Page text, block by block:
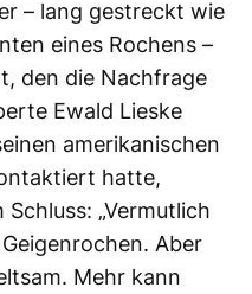
– lang gestreckt wie
eines Rochens –
den die Nachfrage
Ewald Lieske
amerikanischen
hatte,
„Vermutlich
Aber
Mehr kann